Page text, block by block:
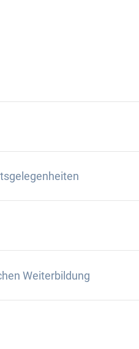
Weiterbildung